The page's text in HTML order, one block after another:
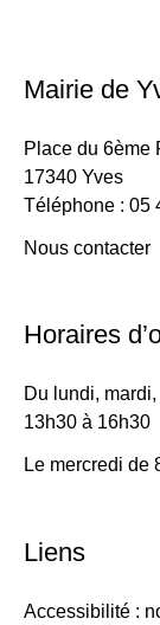
Mairie de
Place du 6ème
17340 Yves
Téléphone : 05
Nous contacter
Horaires
Du lundi,
13h30 à 16h30
Le mercredi de
Liens
Accessibilité :